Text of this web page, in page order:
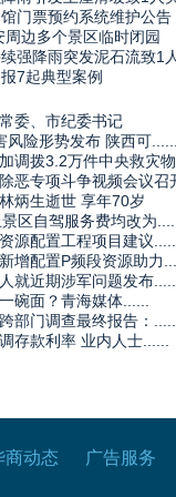
门票预约系统维护公告
边多个景区临时闭园
强降雨突发泥石流致1
7起典型案例
委、市纪委书记
风险形势发布 陕西可......
调拨3.2万件中央救灾
恶专项斗争视频会议召
炳生逝世 享年70岁
区自驾服务费均改为
源配置工程项目建议
增配置P频段资源助力
就近期涉军问题发布
碗面？青海媒体......
部门调查最终报告：
存款利率 业内人士......
商动态 广告服务